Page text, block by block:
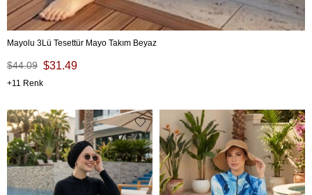
Mayolu 3Lü Tesettür Mayo Takım Beyaz
$31.49
$44.09
11